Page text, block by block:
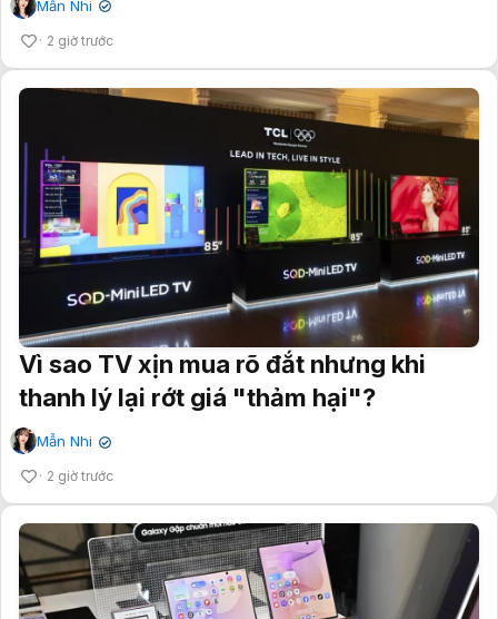
Mẫn Nhi ✔
2 giờ trước
Vì sao TV xịn mua rõ đắt nhưng khi
thanh lý lại rớt giá "thảm hại"?
Mẫn Nhi ✔
2 giờ trước